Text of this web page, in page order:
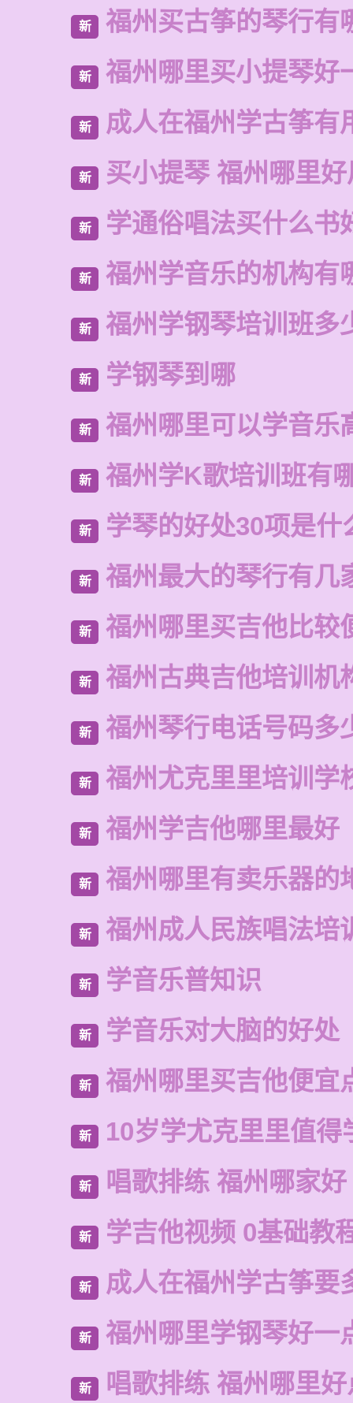
新 福州买古筝的琴行有
新 福州哪里买小提琴好
新 成人在福州学古筝有
新 买小提琴 福州哪里
新 学通俗唱法买什么书
新 福州学音乐的机构有
新 福州学钢琴培训班多
新 学钢琴到哪
新 福州哪里可以学音乐
新 福州学K歌培训班有
新 学琴的好处30项是什
新 福州最大的琴行有几
新 福州哪里买吉他比较
新 福州古典吉他培训机
新 福州琴行电话号码多
新 福州尤克里里培训学
新 福州学吉他哪里最好
新 福州哪里有卖乐器的
新 福州成人民族唱法培
新 学音乐普知识
新 学音乐对大脑的好处
新 福州哪里买吉他便宜
新 10岁学尤克里里值得
新 唱歌排练 福州哪家好
新 学吉他视频 0基础教
新 成人在福州学古筝要
新 福州哪里学钢琴好一
新 唱歌排练 福州哪里好